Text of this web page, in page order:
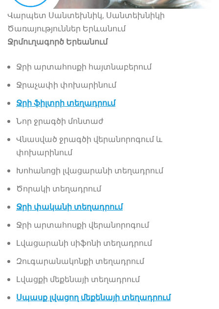
Վարպետ Սանտեխնիկ, Սանտեխնիկի
Ծառայություններ Երևանում
Ջրմուղագործ Երեանում
Ջրի արտահոսքի հայտնաբերում
Ջրաչափի փոխարինում
Ջրի ֆիլտրի տեղադրում
Նոր ջրագծի մոնտաժ
Վնասված ջրագծի վերանորոգում և
փոխարինում
Խոհանոցի լվացարանի տեղադրում
Ծորակի տեղադրում
Ջրի փականի տեղադրում
Ջրի արտահոսքի վերանորոգում
Լվացարանի սիֆոնի տեղադրում
Զուգարանակոնքի տեղադրում
Լվացքի մեքենայի տեղադրում
Սպասք լվացող մեքենայի տեղադրում